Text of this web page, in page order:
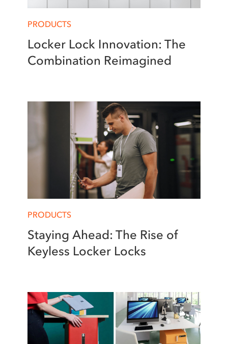
PRODUCTS
Locker Lock Innovation: The
Combination Reimagined
PRODUCTS
Staying Ahead: The Rise of
Keyless Locker Locks